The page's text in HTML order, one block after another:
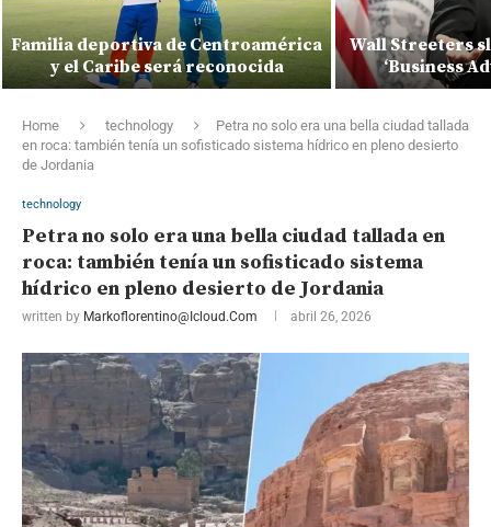
Familia deportiva de Centroamérica
y el Caribe será reconocida
Wall Streeters
‘Business
Home technology
Petra no solo era una bella ciudad tallada
en roca: también tenía un sofisticado sistema hídrico en pleno desierto
de Jordania
technology
Petra no solo era una bella ciudad tallada en
roca: también tenía un sofisticado sistema
hídrico en pleno desierto de Jordania
written by Markoflorentino@icloud.com abril 26, 2026